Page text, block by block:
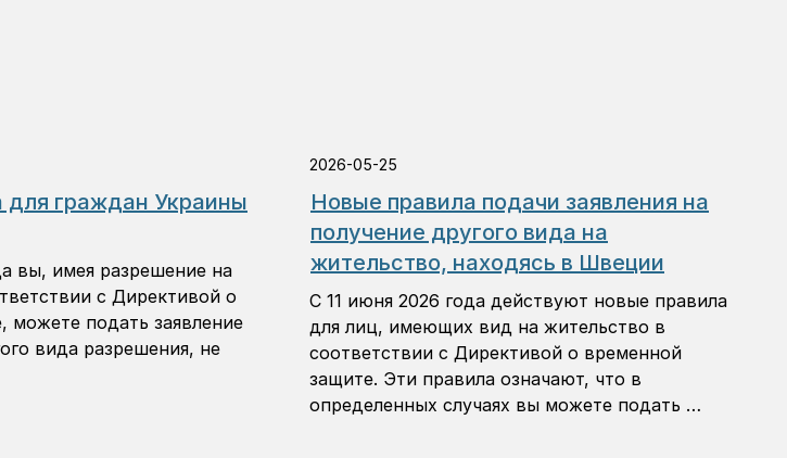
для граждан Украины
вы, имея разрешение на
с Директивой о
можете подать заявление
вида разрешения, не
2026-05-25
Новые правила подачи заявления на
получение другого вида на
жительство, находясь в Швеции
С 11 июня 2026 года действуют новые правила
для лиц, имеющих вид на жительство в
соответствии с Директивой о временной
защите. Эти правила означают, что в
определенных случаях вы можете подать …